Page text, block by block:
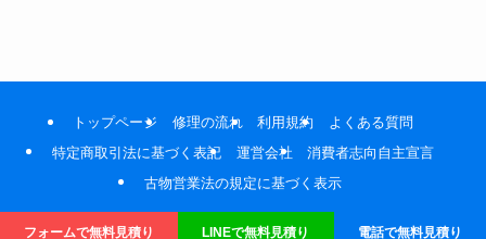
フォームで無料見積り LINEで無料見積り 電話で無料見積り
トップページ 修理の流れ 利用規約
よくある質問
特定商取引法に基づく表記
運営会社
消費者志向自主宣言
古物営業法の規定に基づく表示
MacLogicRepair.